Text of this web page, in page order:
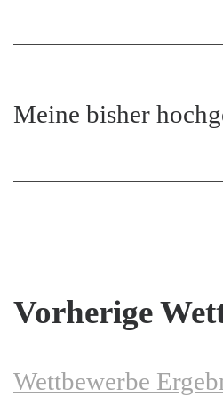
Meine bisher
Vorherige
Wettbewerbe